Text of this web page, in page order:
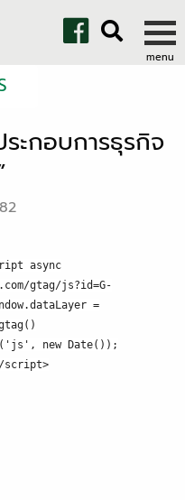
ระกอบการธุรกิจ
async
gtag/js?id=G-
=
new Date());
script>